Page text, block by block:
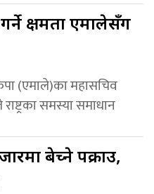
क्षमता एमालेसँग
(एमाले)का महासचिव
समस्या समाधान
बेच्ने पक्राउ,